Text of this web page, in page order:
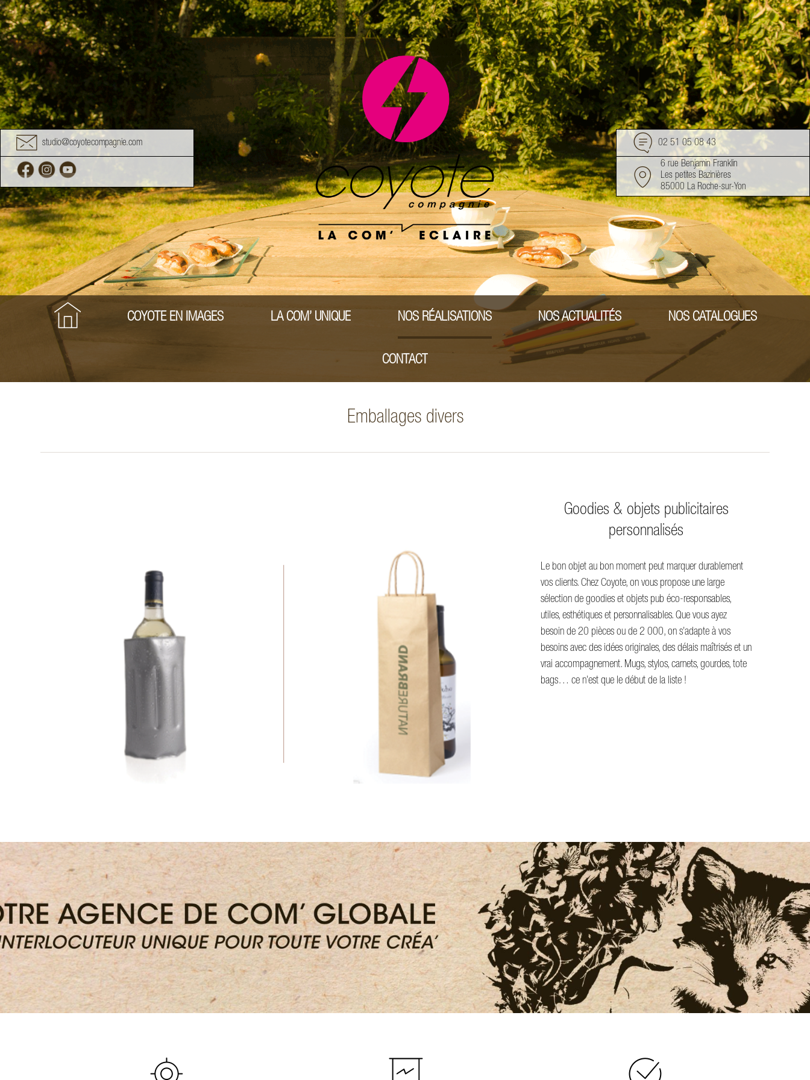
studio@coyotecompagnie.com 02 51 05 08 43
6 rue Benjamin Franklin
Les petites Bazinières
85000 La Roche-sur-Yon
au
AGENCE
DE
COMMUNICATION
YON
COYOTE EN IMAGES LA COM’ UNIQUE NOS RÉALISATIONS NOS ACTUALITÉS NOS CATALOGUES
CONTACT
Emballages divers
Goodies & objets publicitaires
personnalisés
Le bon objet au bon moment peut marquer durablement
vos clients. Chez Coyote, on vous propose une large
sélection de goodies et objets pub éco-responsables,
utiles, esthétiques et personnalisables. Que vous ayez
besoin de 20 pièces ou de 2 000, on s’adapte à vos
besoins avec des idées originales, des délais maîtrisés et un
vrai accompagnement. Mugs, stylos, carnets, gourdes, tote
bags… ce n’est que le début de la liste !